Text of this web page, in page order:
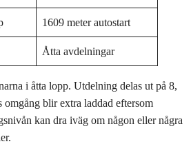
1609 meter autostart
Åtta avdelningar
i åtta lopp. Utdelning delas ut på 8,
omgång blir extra laddad eftersom
kan dra iväg om någon eller några